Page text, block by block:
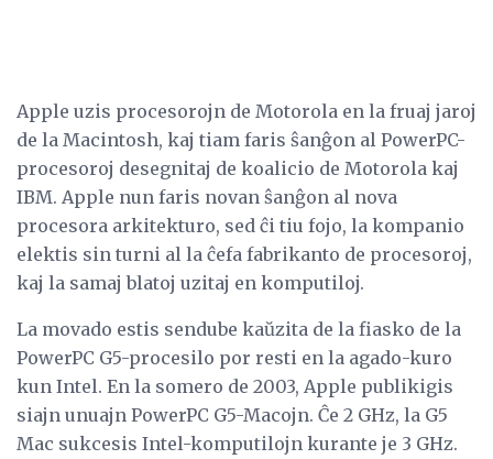
Apple uzis procesorojn de Motorola en la fruaj jaroj
de la Macintosh, kaj tiam faris ŝanĝon al PowerPC-
procesoroj desegnitaj de koalicio de Motorola kaj
IBM. Apple nun faris novan ŝanĝon al nova
procesora arkitekturo, sed ĉi tiu fojo, la kompanio
elektis sin turni al la ĉefa fabrikanto de procesoroj,
kaj la samaj blatoj uzitaj en komputiloj.
La movado estis sendube kaŭzita de la fiasko de la
PowerPC G5-procesilo por resti en la agado-kuro
kun Intel. En la somero de 2003, Apple publikigis
siajn unuajn PowerPC G5-Macojn. Ĉe 2 GHz, la G5
Mac sukcesis Intel-komputilojn kurante je 3 GHz.